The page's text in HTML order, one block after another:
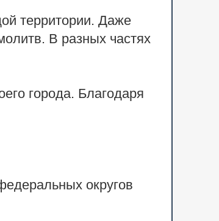
территории. Даже
В разных частях
города. Благодаря
округов